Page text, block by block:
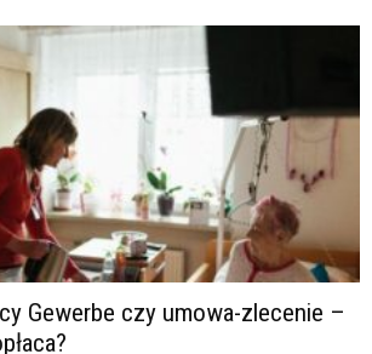
Gewerbe czy umowa-zlecenie –